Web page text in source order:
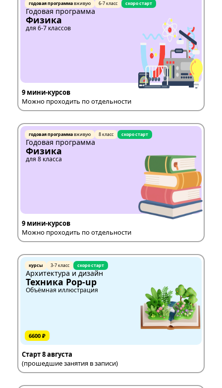
годовая программавживую 6-7 класс скоро старт
Годовая программа
Физика
для 6-7 классов
9 мини-курсов
Можно проходить по отдельности
годовая программавживую 8 класс скоро старт
Годовая программа
Физика
для 8 класса
9 мини-курсов
Можно проходить по отдельности
курсы 3-7 класс скоро старт
Архитектура и дизайн
Техника Pop-up
Объёмная иллюстрация
6600 ₽
Старт 8 августа
(прошедшие занятия в записи)